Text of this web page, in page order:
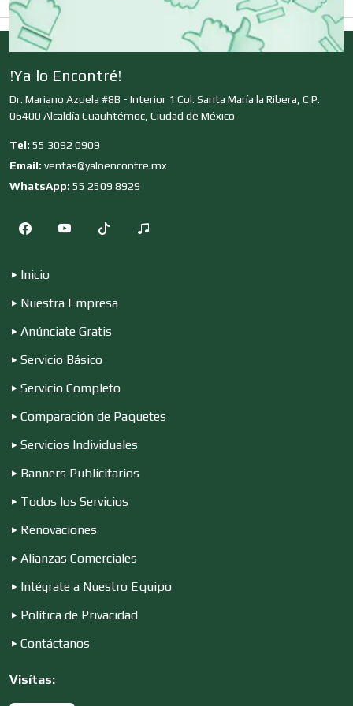
Clínicas de Rehabilitación
Clínicas y Hospitales
Clubes Deportivos
Cocinas Integrales
Construcciones en General
Contadores
Control de Plagas
Conversiones Automotrices
!Ya lo Encontré!
Dr. Mariano Azuela #8B - Interior 1 Col. Santa María la Ribera, C.P.
06400 Alcaldía Cuauhtémoc, Ciudad de México
Tel: 55 3092 0909
Email: ventas@yaloencontre.mx
WhatsApp: 55 2509 8929
Inicio
Nuestra Empresa
Anúnciate Gratis
Servicio Básico
Servicio Completo
Comparación de Paquetes
Servicios Individuales
Banners Publicitarios
Todos los Servicios
Renovaciones
Alianzas Comerciales
Intégrate a Nuestro Equipo
Política de Privacidad
Contáctanos
Visítas: